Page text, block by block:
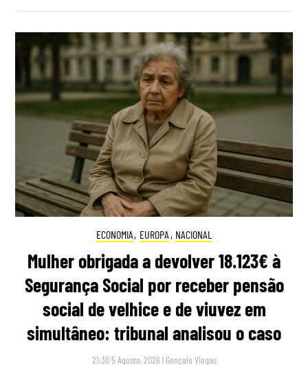
ECONOMIA, EUROPA , NACIONAL
Mulher obrigada a devolver 18.123€ à
Segurança Social por receber pensão
social de velhice e de viuvez em
simultâneo: tribunal analisou o caso
21:30 5 Agosto, 2026 | Gonçalo Viegas